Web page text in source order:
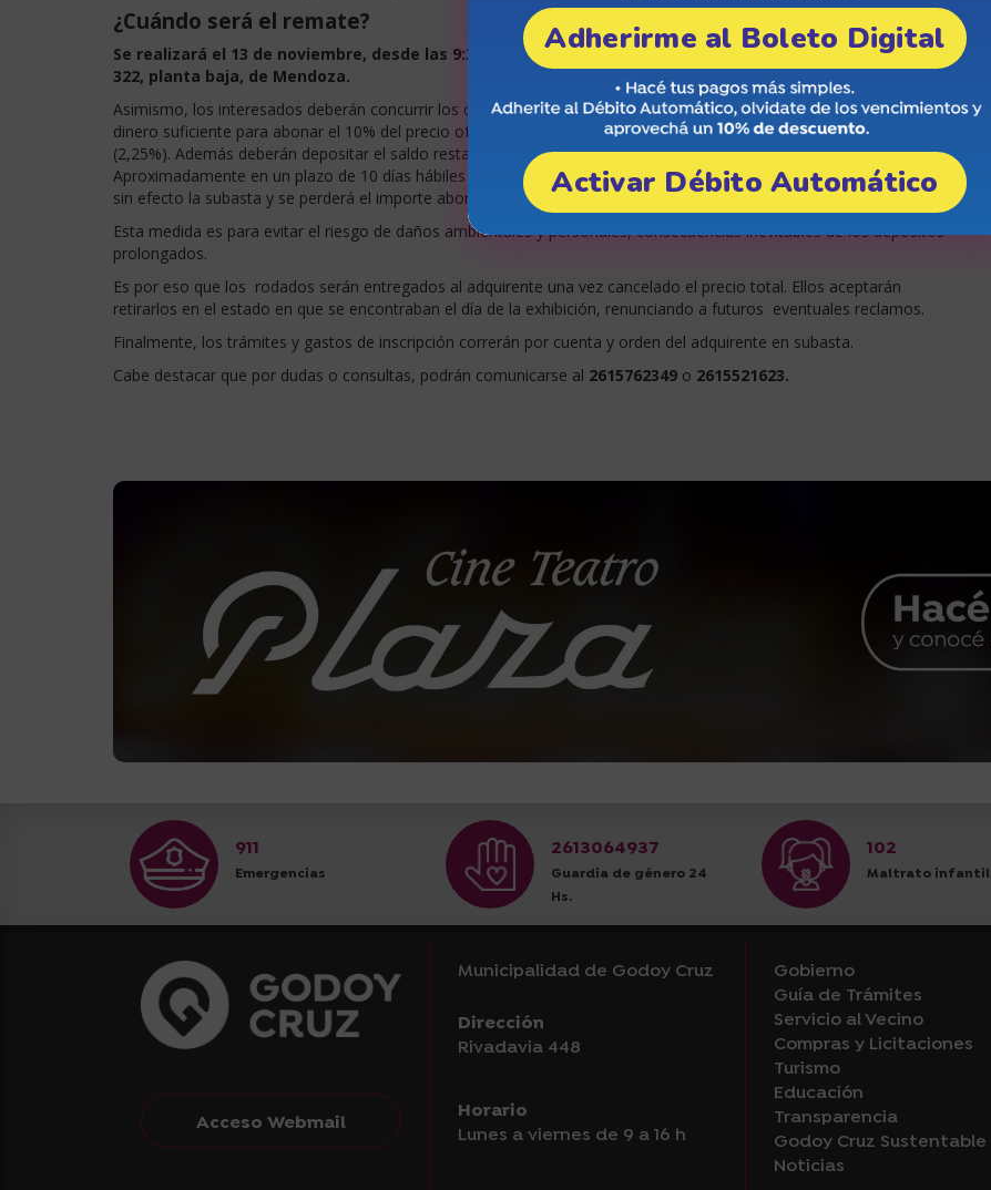
¿Cuándo será el remate?
Se realizará el 13 de noviembre, desde las 9:30, en la oficina de subastas del Poder Judicial, San Martín
322, planta baja, de Mendoza.
Asimismo, los interesados deberán concurrir los días y horarios señalados con su DNI. También deberán aportar el
dinero suficiente para abonar el 10% del precio ofrecido, más la comisión de la martillera (10%) e impuesto fiscal
(2,25%). Además deberán depositar el saldo restante al tercer día de notificado el auto de aprobación de subasta.
Aproximadamente en un plazo de 10 días hábiles posteriores. En caso de no cumplir estas condiciones, se dejará
sin efecto la subasta y se perderá el importe abonado.
Esta medida es para evitar el riesgo de daños ambientales y personales, consecuencias inevitables de los depósitos
prolongados.
Es por eso que los rodados serán entregados al adquirente una vez cancelado el precio total. Ellos aceptarán
retirarlos en el estado en que se encontraban el día de la exhibición, renunciando a futuros eventuales reclamos.
Finalmente, los trámites y gastos de inscripción correrán por cuenta y orden del adquirente en subasta.
Cabe destacar que por dudas o consultas, podrán comunicarse al 2615762349 o 2615521623.
911
Emergencias
2613064937
Guardia de género 24
Hs.
102
Maltrato infantil
Acceso Webmail
Municipalidad de Godoy Cruz
Dirección
Rivadavia 448
Horario
Lunes a viernes de 9 a 16 h
Gobierno
Guía de Trámites
Servicio al Vecino
Compras y Licitaciones
Turismo
Educación
Transparencia
Godoy Cruz Sustentable
Noticias
Adherirme al Boleto Digital
Activar Débito Automático